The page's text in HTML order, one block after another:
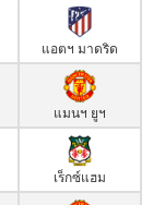
แอตฯ มาดริด
แมนฯ ยูฯ
เร็กซ์แฮม